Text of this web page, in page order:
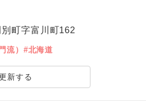
町字富川町162
流） #北海道
新する